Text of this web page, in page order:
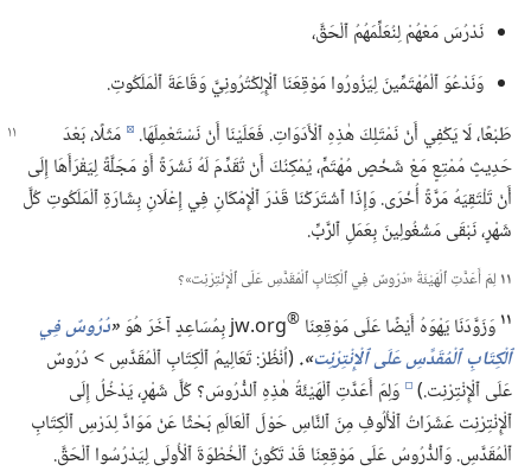
نَدْرُسَ مَعْهُمْ لِنُعَلِّمَهُمُ ٱلْحَقَّ،‏
وَنَدْعُوَ ٱلْمُهْتَمِّينَ لِيَزُورُوا مَوْقِعَنَا ٱلْإِلِكْتُرُونِيَّ وَقَاعَةَ ٱلْمَلَكُوتِ.‏
طَبْعًا،‏ لَا يَكْفِي أَنْ نَمْتَلِكَ هٰذِهِ ٱلْأَدَوَاتِ.‏ فَعَلَيْنَا أَنْ نَسْتَعْمِلَهَا.‏ d مَثَلًا،‏ بَعْدَ
حَدِيثٍ مُمْتِعٍ مَعْ شَخْصٍ مُهْتَمٍّ،‏ يُمْكِنُكَ أَنْ تُقَدِّمَ لَهُ نَشْرَةً أَوْ مَجَلَّةً لِيَقْرَأَهَا إِلَى
أَنْ تَلْتَقِيَهُ مَرَّةً أُخْرَى.‏ وَإِذَا ٱشْتَرَكْنَا قَدْرَ ٱلْإِمْكَانِ فِي إِعْلَانِ بِشَارَةِ ٱلْمَلَكُوتِ كُلَّ
شَهْرٍ،‏ نَبْقَى مَشْغُولِينَ بِعَمَلِ ٱلرَّبِّ.‏
١١ لِمَ أَعَدَّتِ ٱلْهَيْئَةُ «دُرُوسٌ فِي ٱلْكِتَابِ ٱلْمُقَدَّسِ عَلَى ٱلْإِنْتِرْنِت»؟‏
١١ وَزَوَّدَنَا يَهْوَهُ أَيْضًا عَلَى مَوْقِعِنَا ®jw.‎org بِمُسَاعِدٍ آخَرَ هُوَ ‏«‏دُرُوسٌ فِي
ٱلْكِتَابِ ٱلْمُقَدَّسِ عَلَى ٱلْإِنْتِرْنِت‏».‏(‏اُنْظُرْ:‏ تَعَالِيمُ ٱلْكِتَابِ ٱلْمُقَدَّسِ >‏ دُرُوسٌ
عَلَى ٱلْإِنْتِرْنِت.‏)‏e وَلِمَ أَعَدَّتِ ٱلْهَيْئَةُ هٰذِهِ ٱلدُّرُوسَ؟‏ كُلَّ شَهْرٍ،‏ يَدْخُلُ إِلَى
ٱلْإِنْتِرْنِت عَشَرَاتُ ٱلْأُلُوفِ مِنَ ٱلنَّاسِ حَوْلَ ٱلْعَالَمِ بَحْثًا عَنْ مَوَادَّ لِدَرْسِ ٱلْكِتَابِ
ٱلْمُقَدَّسِ.‏ وَٱلدُّرُوسُ عَلَى مَوْقِعِنَا قَدْ تَكُونُ ٱلْخُطْوَةَ ٱلْأُولَى لِيَدْرُسُوا ٱلْحَقَّ.‏